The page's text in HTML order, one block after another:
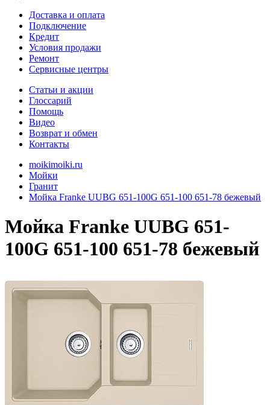
Доставка и оплата
Подключение
Кредит
Условия продажи
Ремонт
Сервисные центры
Статьи и акции
Глоссарий
Помощь
Видео
Возврат и обмен
Контакты
moikimoiki.ru
Мойки
Гранит
Мойка Franke UUBG 651-100G 651-100 651-78 бежевый
Мойка Franke UUBG 651-
100G 651-100 651-78 бежевый